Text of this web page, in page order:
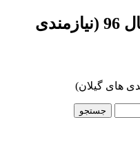
استخدام امروز رشت سال 96 (نیازمندی